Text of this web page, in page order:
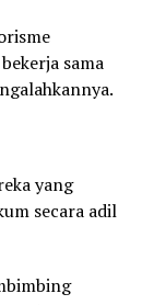
sama
yang
secara adil